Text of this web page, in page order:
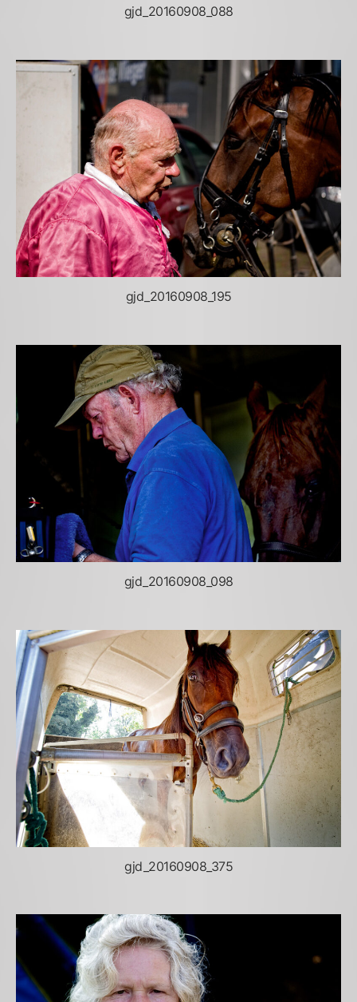
gjd_20160908_088
gjd_20160908_195
gjd_20160908_098
gjd_20160908_375